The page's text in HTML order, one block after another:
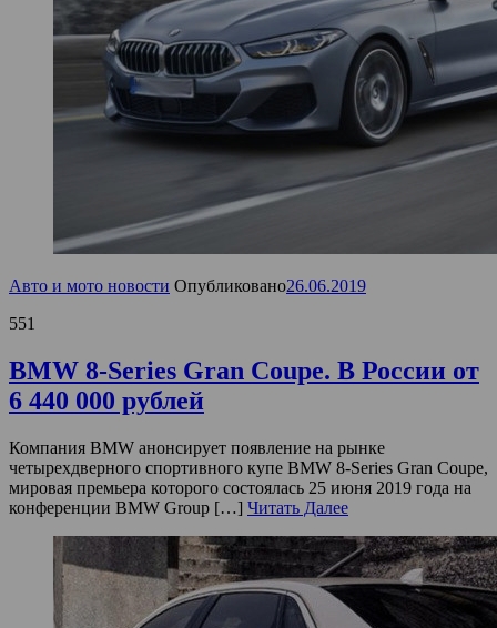
Авто и мото новости Опубликовано26.06.2019
551
BMW 8-Series Gran Coupe. В России от
6 440 000 рублей
Компания BMW анонсирует появление на рынке
четырехдверного спортивного купе BMW 8-Series Gran Coupe,
мировая премьера которого состоялась 25 июня 2019 года на
конференции BMW Group […] Читать Далее